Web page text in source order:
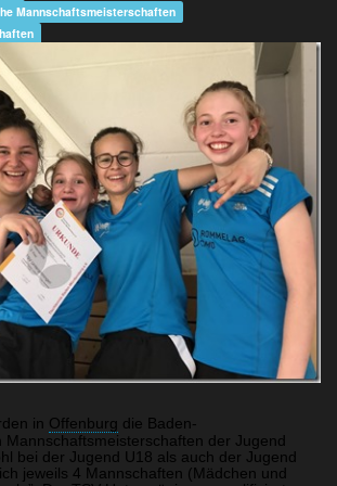
Mannschaftsmeisterschaften
in Offenburg die Baden-
der Jugend
bei der Jugend U18 als auch der Jugend
jeweils 4 Mannschaften (Mädchen und